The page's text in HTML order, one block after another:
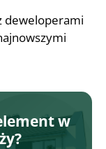
deweloperami
w